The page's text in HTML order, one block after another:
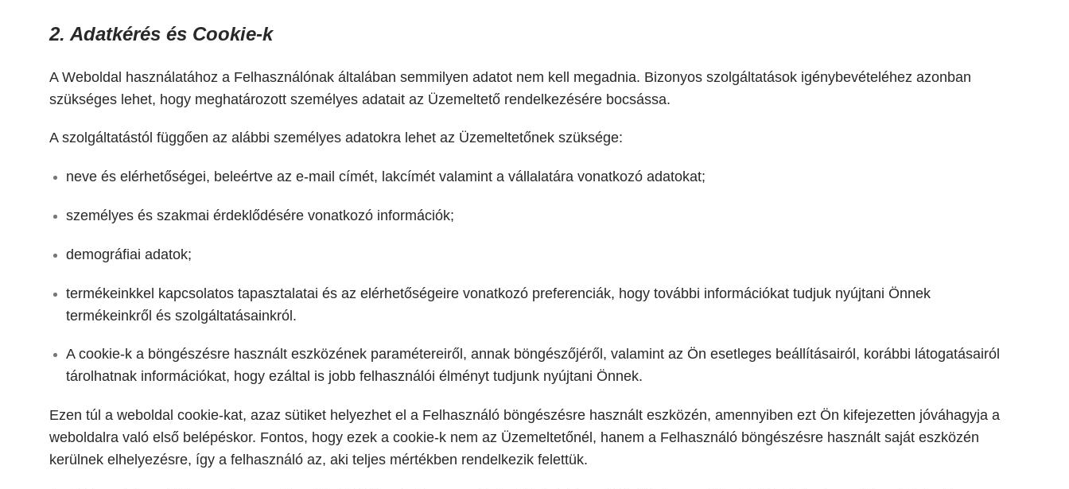
2. Adatkérés és Cookie-k
A Weboldal használatához a Felhasználónak általában semmilyen adatot nem kell megadnia. Bizonyos szolgáltatások igénybevételéhez azonban
szükséges lehet, hogy meghatározott személyes adatait az Üzemeltető rendelkezésére bocsássa.
A szolgáltatástól függően az alábbi személyes adatokra lehet az Üzemeltetőnek szüksége:
neve és elérhetőségei, beleértve az e-mail címét, lakcímét valamint a vállalatára vonatkozó adatokat;
személyes és szakmai érdeklődésére vonatkozó információk;
demográfiai adatok;
termékeinkkel kapcsolatos tapasztalatai és az elérhetőségeire vonatkozó preferenciák, hogy további információkat tudjuk nyújtani Önnek
termékeinkről és szolgáltatásainkról.
A cookie-k a böngészésre használt eszközének paramétereiről, annak böngészőjéről, valamint az Ön esetleges beállításairól, korábbi látogatásairól
tárolhatnak információkat, hogy ezáltal is jobb felhasználói élményt tudjunk nyújtani Önnek.
Ezen túl a weboldal cookie-kat, azaz sütiket helyezhet el a Felhasználó böngészésre használt eszközén, amennyiben ezt Ön kifejezetten jóváhagyja a
weboldalra való első belépéskor. Fontos, hogy ezek a cookie-k nem az Üzemeltetőnél, hanem a Felhasználó böngészésre használt saját eszközén
kerülnek elhelyezésre, így a felhasználó az, aki teljes mértékben rendelkezik felettük.